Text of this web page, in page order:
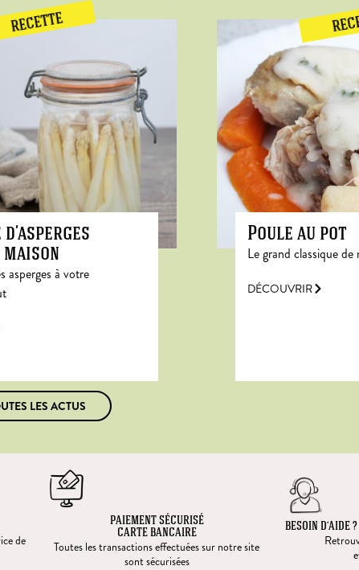
RECETTE
asperges à votre
Poule au pot
Le grand classique
DÉCOUVRIR
LES ACTUS
de
PAIEMENT SÉCURISÉ
CARTE BANCAIRE
Toutes les transactions effectuées sur notre site
sont sécurisées
BESOIN D’AIDE ?